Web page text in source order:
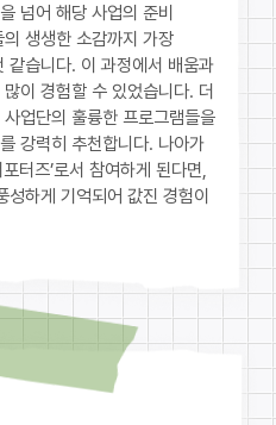
넘어 해당 사업의 준비
생생한 소감까지 가장
같습니다. 이 과정에서 배움과
이 경험할 수 있었습니다. 더
업단의 훌륭한 프로그램들을
강력히 추천합니다. 나아가
터즈’로서 참여하게 된다면,
하게 기억되어 값진 경험이